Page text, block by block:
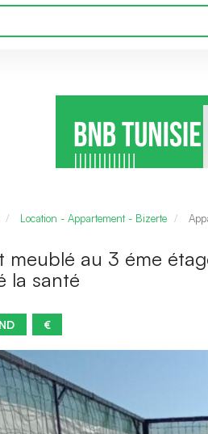
Location - Appartement - Bizerte
meublé au 3 éme
la santé
€